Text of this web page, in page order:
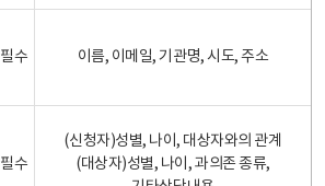
필수 이름, 이메일, 기관명, 시도, 주소
필수
(신청자)성별, 나이, 대상자와의 관계
(대상자)성별, 나이, 과의존 종류,